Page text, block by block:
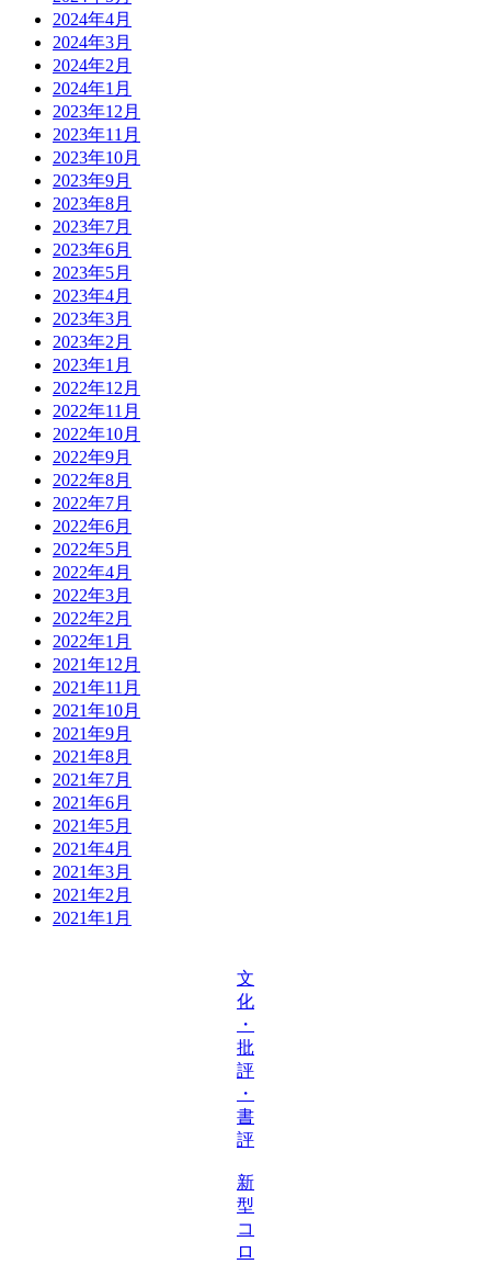
2024年4月
2024年3月
2024年2月
2024年1月
2023年12月
2023年11月
2023年10月
2023年9月
2023年8月
2023年7月
2023年6月
2023年5月
2023年4月
2023年3月
2023年2月
2023年1月
2022年12月
2022年11月
2022年10月
2022年9月
2022年8月
2022年7月
2022年6月
2022年5月
2022年4月
2022年3月
2022年2月
2022年1月
2021年12月
2021年11月
2021年10月
2021年9月
2021年8月
2021年7月
2021年6月
2021年5月
2021年4月
2021年3月
2021年2月
2021年1月
文
化
・
批
評
・
書
評
新
型
コ
ロ